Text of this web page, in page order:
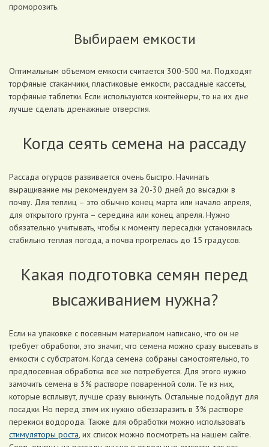
проморозить.
Выбираем емкости
Оптимальным объемом емкости считается 300-500 мл. Подходят
торфяные стаканчики, пластиковые емкости, рассадные кассеты,
торфяные таблетки. Если используются контейнеры, то на их дне
лучше сделать дренажные отверстия.
Когда сеять семена на рассаду
Рассада огурцов развивается очень быстро. Начинать
выращивание мы рекомендуем за 20-30 дней до высадки в
почву. Для теплиц – это обычно конец марта или начало апреля,
для открытого грунта – середина или конец апреля. Нужно
обязательно учитывать, чтобы к моменту пересадки установилась
стабильно теплая погода, а почва прогрелась до 15 градусов.
Какая подготовка семян перед
высаживанием нужна?
Если на упаковке с посевным материалом написано, что он не
требует обработки, это значит, что семена можно сразу высевать в
емкости с субстратом. Когда семена собраны самостоятельно, то
предпосевная обработка все же потребуется. Для этого нужно
замочить семена в 3% растворе поваренной соли. Те из них,
которые всплывут, лучше сразу выкинуть. Остальные подойдут для
посадки. Но перед этим их нужно обеззаразить в 3% растворе
перекиси водорода. Также для обработки можно использовать
стимуляторы роста, их список можно посмотреть на нашем сайте.